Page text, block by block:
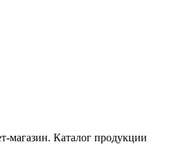
магазин. Каталог продукции